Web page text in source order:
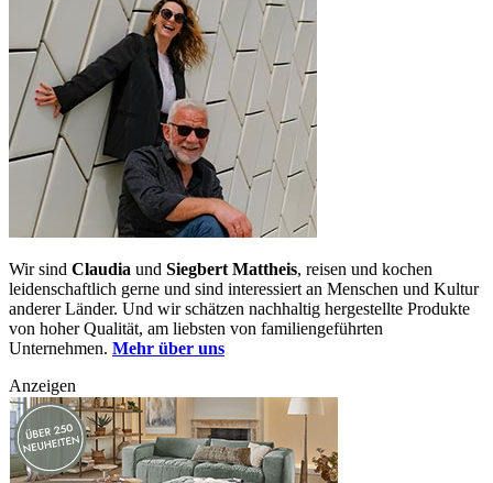
Wir sind Claudia und Siegbert Mattheis, reisen und kochen
leidenschaftlich gerne und sind interessiert an Menschen und Kultur
anderer Länder. Und wir schätzen nachhaltig hergestellte Produkte
von hoher Qualität, am liebsten von familiengeführten
Unternehmen. Mehr über uns
Anzeigen